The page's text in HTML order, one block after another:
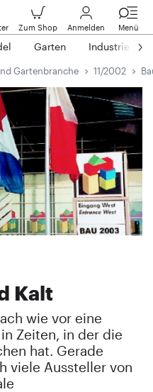
Zum Shop Anmelden Menü
Garten Industrie
Gartenbranche 11/2002
Kalt
wie vor eine
Zeiten, in der die
hat. Gerade
viele Aussteller von